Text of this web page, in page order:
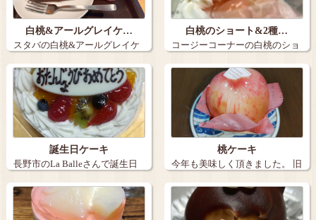
白桃&アールグレイケ…
スタバの白桃&アールグレイケ
ーキとアイス…
白桃のショート&2種…
コージーコーナーの白桃のショ
ートと2種の…
誕生日ケーキ
長野市のLa Balleさんで誕生日
ケー…
桃ケーキ
今年も美味しく頂きました。 旧
丸子の【…